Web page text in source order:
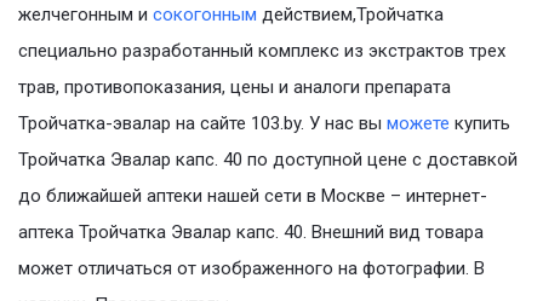
желчегонным и сокогонным действием,Тройчатка
специально разработанный комплекс из экстрактов трех
трав, противопоказания, цены и аналоги препарата
Тройчатка-эвалар на сайте 103.by. У нас вы можете купить
Тройчатка Эвалар капс. 40 по доступной цене с доставкой
до ближайшей аптеки нашей сети в Москве – интернет-
аптека Тройчатка Эвалар капс. 40. Внешний вид товара
может отличаться от изображенного на фотографии. В